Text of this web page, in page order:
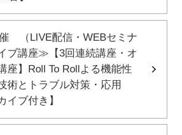
（LIVE配信・WEBセミナ
ブ講座≫【3回連続講座・オ
座】Roll To Rollよる機能性
術とトラブル対策・応用
イブ付き】